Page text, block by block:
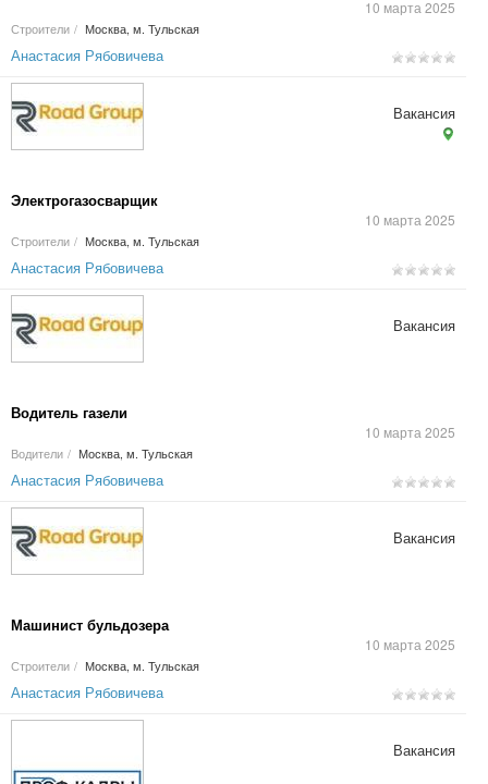
10 марта 2025
Строители / Москва, м. Тульская
Анастасия Рябовичева
Электрогазосварщик
10 марта 2025
Строители / Москва, м. Тульская
Вакансия
Анастасия Рябовичева
Водитель газели
10 марта 2025
Водители / Москва, м. Тульская
Вакансия
Анастасия Рябовичева
Машинист бульдозера
10 марта 2025
Строители / Москва, м. Тульская
Вакансия
Анастасия Рябовичева
Вакансия